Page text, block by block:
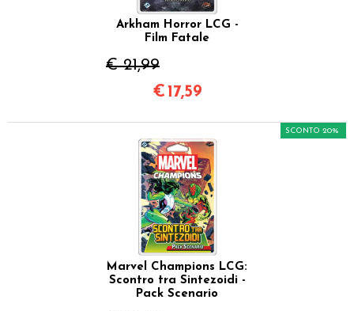
Arkham Horror LCG -
Film Fatale
€ 21,99
€ 17,59
Marvel Champions LCG:
Scontro tra Sintezoidi -
Pack Scenario
SCONTO 20%